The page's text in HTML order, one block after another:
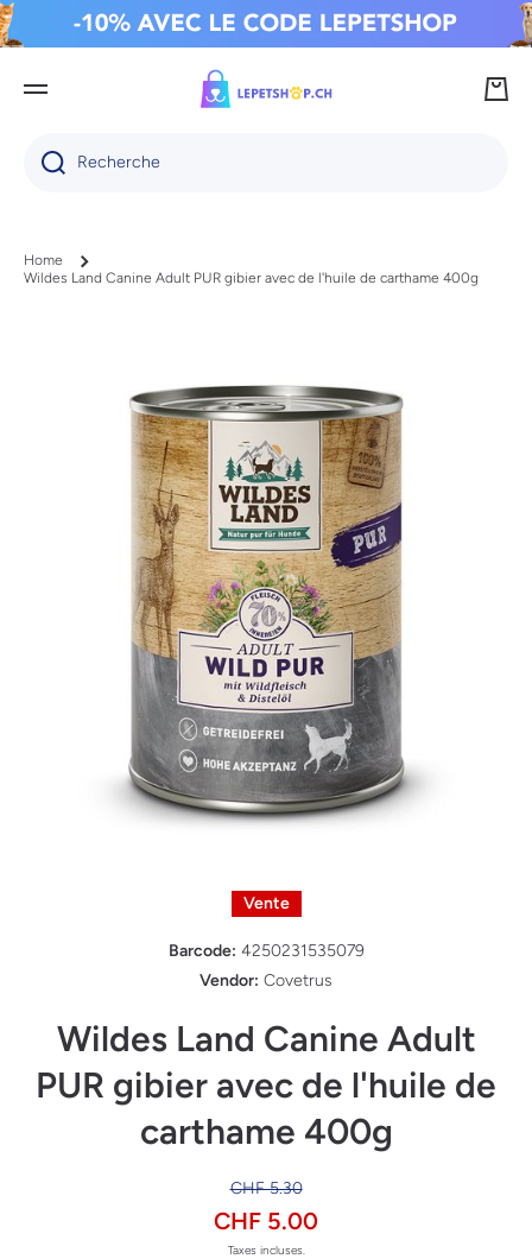
IGNORER ET PASSER AU CONTENU
Recherche
Home
Wildes Land Canine Adult PUR gibier avec de l'huile de carthame 400g
Vente
Barcode: 4250231535079
Vendor: Covetrus
Wildes Land Canine Adult
PUR gibier avec de l'huile de
carthame 400g
CHF 5.30
CHF 5.00
Taxes incluses.